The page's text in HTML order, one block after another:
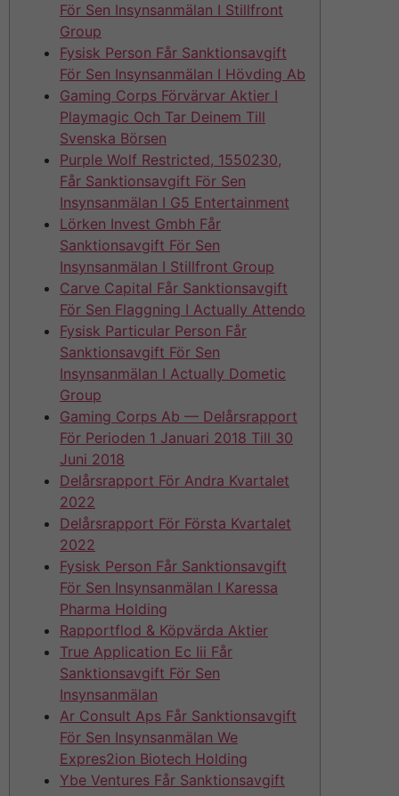
För Sen Insynsanmälan I Stillfront
Group
Fysisk Person Får Sanktionsavgift
För Sen Insynsanmälan I Hövding Ab
Gaming Corps Förvärvar Aktier I
Playmagic Och Tar Deinem Till
Svenska Börsen
Purple Wolf Restricted, 1550230,
Får Sanktionsavgift För Sen
Insynsanmälan I G5 Entertainment
Lörken Invest Gmbh Får
Sanktionsavgift För Sen
Insynsanmälan I Stillfront Group
Carve Capital Får Sanktionsavgift
För Sen Flaggning I Actually Attendo
Fysisk Particular Person Får
Sanktionsavgift För Sen
Insynsanmälan I Actually Dometic
Group
Gaming Corps Ab — Delårsrapport
För Perioden 1 Januari 2018 Till 30
Juni 2018
Delårsrapport För Andra Kvartalet
2022
Delårsrapport För Första Kvartalet
2022
Fysisk Person Får Sanktionsavgift
För Sen Insynsanmälan I Karessa
Pharma Holding
Rapportflod & Köpvärda Aktier
True Application Ec Iii Får
Sanktionsavgift För Sen
Insynsanmälan
Ar Consult Aps Får Sanktionsavgift
För Sen Insynsanmälan We
Expres2ion Biotech Holding
Ybe Ventures Får Sanktionsavgift